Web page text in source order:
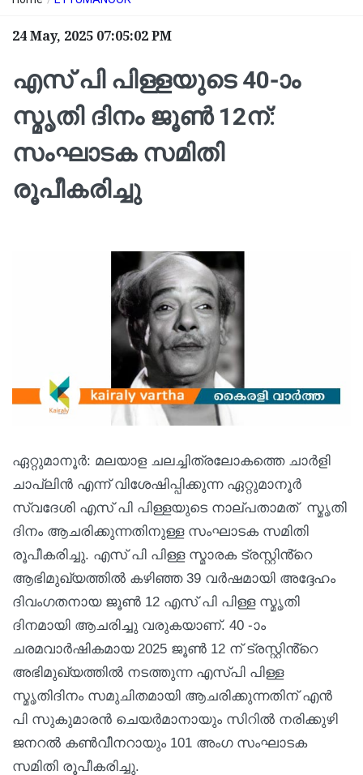
24 May, 2025 07:05:02 PM
എസ് പി പിള്ളയുടെ 40-ാം
സ്മൃതി ദിനം ജൂൺ 12ന്:
സംഘാടക സമിതി
രൂപീകരിച്ചു
ഏറ്റുമാനൂർ: മലയാള ചലച്ചിത്രലോകത്തെ ചാർളി
ചാപ്ലിൻ എന്ന് വിശേഷിപ്പിക്കുന്ന ഏറ്റുമാനൂർ
സ്വദേശി എസ് പി പിള്ളയുടെ നാല്പതാമത് സ്മൃതി
ദിനം ആചരിക്കുന്നതിനുള്ള സംഘാടക സമിതി
രൂപീകരിച്ചു. എസ് പി പിള്ള സ്മാരക ട്രസ്റ്റിൻ്റെ
ആഭിമുഖ്യത്തിൽ കഴിഞ്ഞ 39 വർഷമായി അദ്ദേഹം
ദിവംഗതനായ ജൂൺ 12 എസ് പി പിള്ള സ്മൃതി
ദിനമായി ആചരിച്ചു വരുകയാണ്. 40 -ാം
ചരമവാർഷികമായ 2025 ജൂൺ 12 ന് ട്രസ്റ്റിൻ്റെ
അഭിമുഖ്യത്തിൽ നടത്തുന്ന എസ്പി പിള്ള
സ്മൃതിദിനം സമുചിതമായി ആചരിക്കുന്നതിന് എൻ
പി സുകുമാരൻ ചെയർമാനായും സിറിൽ നരിക്കുഴി
ജനറൽ കൺവീനറായും 101 അംഗ സംഘാടക
സമിതി രൂപീകരിച്ചു.